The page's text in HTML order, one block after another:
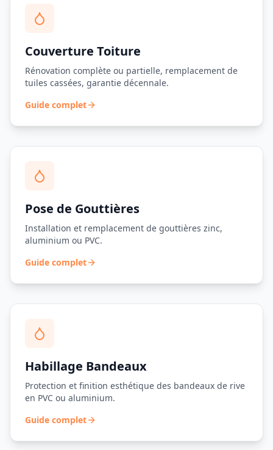
Couverture Toiture
Rénovation complète ou partielle, remplacement de
tuiles cassées, garantie décennale.
Guide complet
Pose de Gouttières
Installation et remplacement de gouttières zinc,
aluminium ou PVC.
Guide complet
Habillage Bandeaux
Protection et finition esthétique des bandeaux de rive
en PVC ou aluminium.
Guide complet